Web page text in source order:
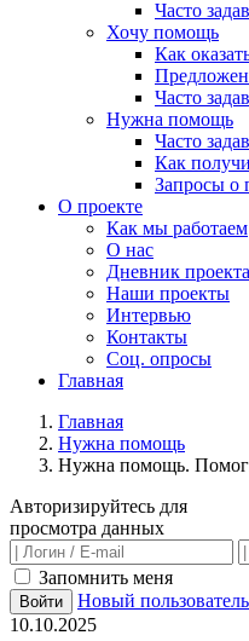
Часто
Хочу помощь
Как
Часто
Нужна помощь
Часто
Как
Запросы о
О проекте
Как мы работаем
О нас
Дневник проекта
Наши проекты
Интервью
Контакты
Соц. опросы
Главная
Главная
Нужна помощь
Нужна помощь.
Авторизируйтесь для
просмотра данных
Запомнить меня
Войти
Новый
10.10.2025